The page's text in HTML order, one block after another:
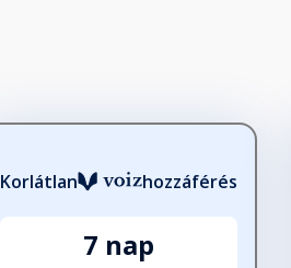
Fejezet hossza: 00:04:15
Korlátlan hozzáférés
7 nap